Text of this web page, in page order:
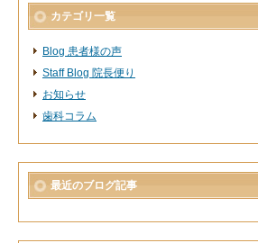
カテゴリ一覧
Blog 患者様の声
Staff Blog 院長便り
お知らせ
歯科コラム
最近のブログ記事